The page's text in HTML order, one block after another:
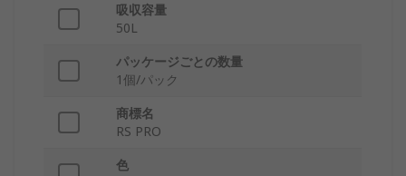
吸収容量
50L
パッケージごとの数量
1個/パック
商標名
RS PRO
色